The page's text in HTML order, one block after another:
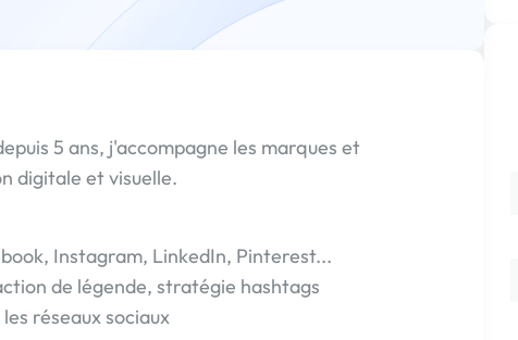
5 ans, j'accompagne les marques et
digitale et visuelle.
Instagram, LinkedIn, Pinterest...
de légende, stratégie hashtags
réseaux sociaux